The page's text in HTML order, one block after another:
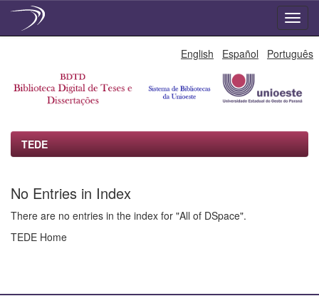
English Español Português
TEDE
No Entries in Index
There are no entries in the index for "All of DSpace".
TEDE Home